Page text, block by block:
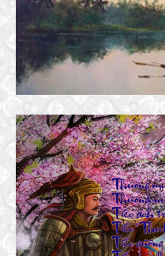
TRÊN BẾN
28
THƯƠNG
31